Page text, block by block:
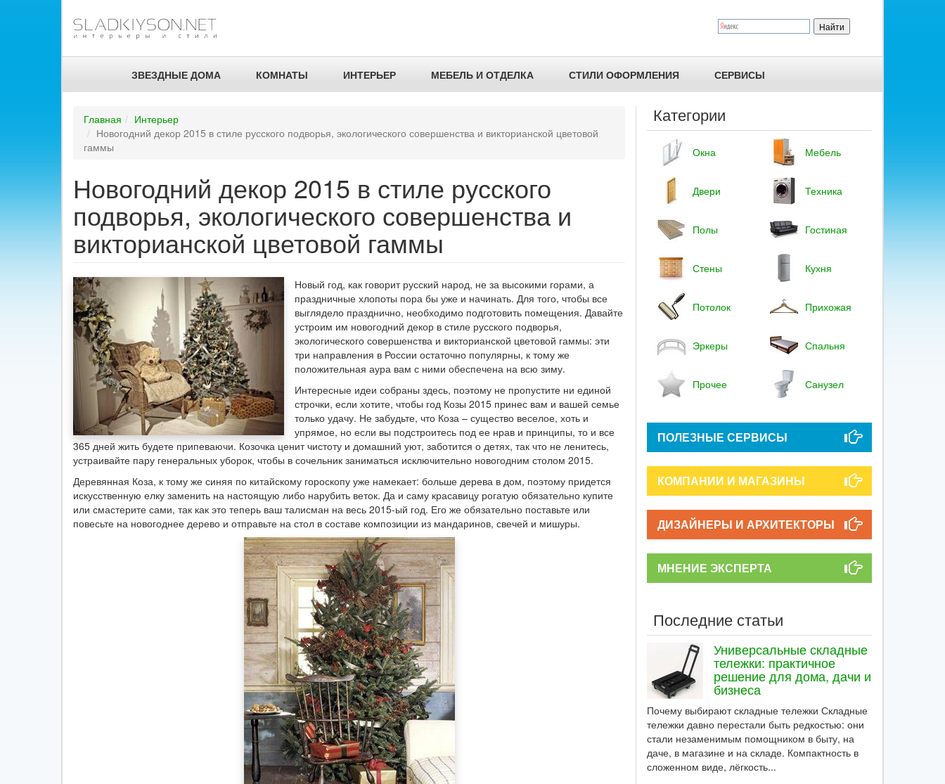
ЗВЕЗДНЫЕ ДОМА КОМНАТЫ ИНТЕРЬЕР МЕБЕЛЬ И ОТДЕЛКА СТИЛИ ОФОРМЛЕНИЯ СЕРВИСЫ
Главная
Интерьер
Новогодний декор 2015 в стиле русского подворья, экологического совершенства и викторианской цветовой
гаммы
Новогодний декор 2015 в стиле русского
подворья, экологического совершенства и
викторианской цветовой гаммы
Новый год, как говорит русский народ, не за высокими горами, а
праздничные хлопоты пора бы уже и начинать. Для того, чтобы все
выглядело празднично, необходимо подготовить помещения. Давайте
устроим им новогодний декор в стиле русского подворья,
экологического совершенства и викторианской цветовой гаммы: эти
три направления в России остаточно популярны, к тому же
положительная аура вам с ними обеспечена на всю зиму.
Интересные идеи собраны здесь, поэтому не пропустите ни единой
строчки, если хотите, чтобы год Козы 2015 принес вам и вашей семье
только удачу. Не забудьте, что Коза – существо веселое, хоть и
упрямое, но если вы подстроитесь под ее нрав и принципы, то и все
365 дней жить будете припеваючи. Козочка ценит чистоту и домашний уют, заботится о детях, так что не ленитесь,
устраивайте пару генеральных уборок, чтобы в сочельник заниматься исключительно новогодним столом 2015.
Деревянная Коза, к тому же синяя по китайскому гороскопу уже намекает: больше дерева в дом, поэтому придется
искусственную елку заменить на настоящую либо нарубить веток. Да и саму красавицу рогатую обязательно купите
или смастерите сами, так как это теперь ваш талисман на весь 2015-ый год. Его же обязательно поставьте или
повесьте на новогоднее дерево и отправьте на стол в составе композиции из мандаринов, свечей и мишуры.
Категории
Окна Мебель
Двери Техника
Полы Гостиная
Стены Кухня
Потолок Прихожая
Эркеры Спальня
Прочее Санузел
ПОЛЕЗНЫЕ СЕРВИСЫ
КОМПАНИИ И МАГАЗИНЫ
ДИЗАЙНЕРЫ И АРХИТЕКТОРЫ
МНЕНИЕ ЭКСПЕРТА
Последние статьи
Универсальные складные
тележки: практичное
решение для дома, дачи и
бизнеса
Почему выбирают складные тележки Складные
тележки давно перестали быть редкостью: они
стали незаменимым помощником в быту, на
даче, в магазине и на складе. Компактность в
сложенном виде, лёгкость...